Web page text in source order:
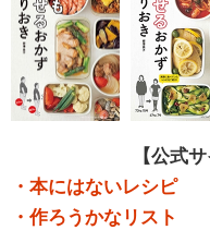
【公式
・本にはないレシピ
・作ろうかなリスト